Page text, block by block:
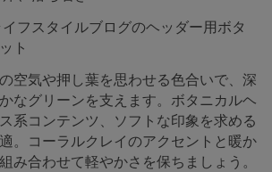
イフスタイルブログのヘッダー用ボタ
ト
空気や押し葉を思わせる色合いで、深
なグリーンを支えます。ボタニカルヘ
系コンテンツ、ソフトな印象を求める
。コーラルクレイのアクセントと暖か
み合わせて軽やかさを保ちましょう。